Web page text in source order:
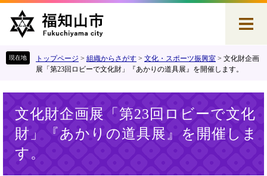
す
し
トップページ > 組織からさがす > 文化・スポーツ振興室 > 文化財企画
展「第23回ロビーで文化財」『あかりの道具展』を開催します。
文化財企画展「第23回ロビーで文化
財」『あかりの道具展』を開催しま
す。